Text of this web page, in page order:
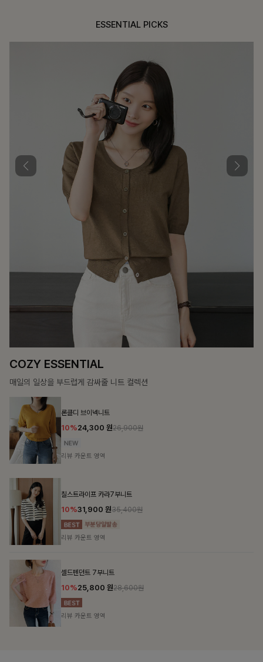
ESSENTIAL PICKS
함께할 때 더욱 완벽한, 합리적인 선택으로 채우는 즐거움
헨틴링클 날개티셔츠+치마바지SET
29,900 원33,900원
리뷰 카운트 영역
팔롬드 링클블라우스+와이드팬츠SET
20% 38,600원
리뷰 카운트 영역
필첸체크 스트링블라우스+플레어스커트SET
14%42,900
리뷰 카운트 영역